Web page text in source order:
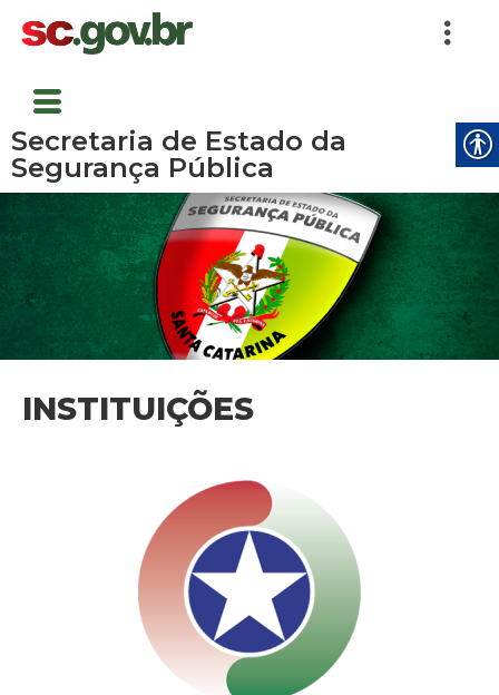
Secretaria de Estado da
Segurança Pública
INSTITUIÇÕES